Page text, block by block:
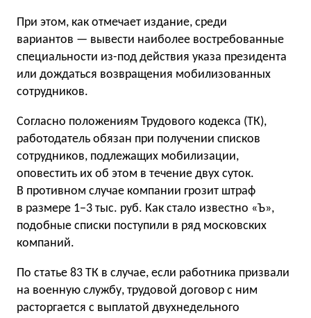
При этом, как отмечает издание, среди
вариантов — вывести наиболее востребованные
специальности из-под действия указа президента
или дождаться возвращения мобилизованных
сотрудников.
Согласно положениям Трудового кодекса (ТК),
работодатель обязан при получении списков
сотрудников, подлежащих мобилизации,
оповестить их об этом в течение двух суток.
В противном случае компании грозит штраф
в размере 1−3 тыс. руб. Как стало известно «Ъ»,
подобные списки поступили в ряд московских
компаний.
По статье 83 ТК в случае, если работника призвали
на военную службу, трудовой договор с ним
расторгается с выплатой двухнедельного